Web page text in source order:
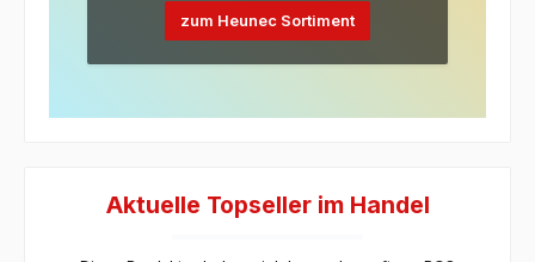
zum Heunec Sortiment
Aktuelle Topseller im Handel